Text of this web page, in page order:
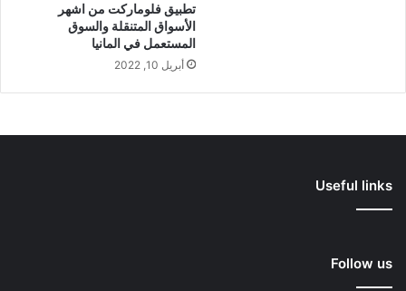
تطبيق فلوماركت من اشهر
الأسواق المتنقلة والسوق
المستعمل في المانيا
أبريل 10, 2022
Useful links
Follow us